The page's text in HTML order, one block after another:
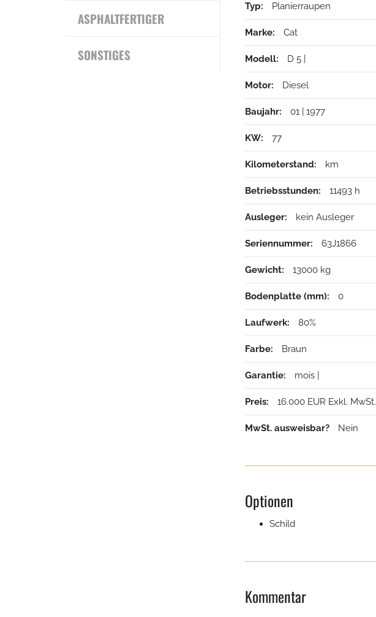
ASPHALTFERTIGER
SONSTIGES
Typ: Planierraupen
Marke: Cat
Modell: D 5 |
Motor: Diesel
Baujahr: 01 | 1977
KW: 77
Kilometerstand: km
Betriebsstunden: 11493 h
Ausleger: kein Ausleger
Seriennummer: 63J1866
Gewicht: 13000 kg
Bodenplatte (mm): 0
Laufwerk: 80%
Farbe: Braun
Garantie: mois |
Preis: 16.000 EUR Exkl. MwSt.
MwSt. ausweisbar? Nein
Optionen
Schild
Kommentar